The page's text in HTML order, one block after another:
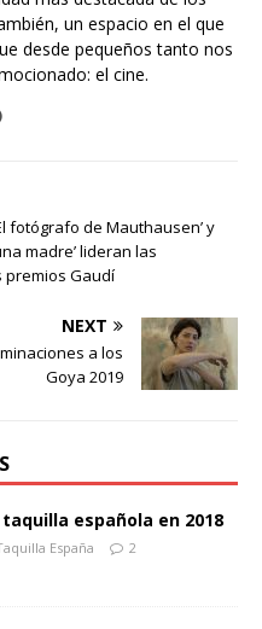
un espacio en el que
desde pequeños tanto nos
el cine.
fotógrafo de Mauthausen’ y
madre’ lideran las
premios Gaudí
NEXT
a los
Goya 2019
española en 2018
España 2